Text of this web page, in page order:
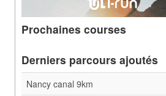
Prochaines courses
Derniers parcours ajoutés
Nancy canal 9km